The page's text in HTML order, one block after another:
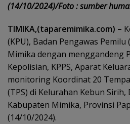
(14/10/2024)/Foto : sumber
TIMIKA,(taparemimika.com) –
(KPU), Badan Pengawas
Mimika dengan menggandeng
Kepolisian, KPPS, Aparat
monitoring Koordinat 20
(TPS) di Kelurahan Kebun
Kabupaten Mimika, Provinsi
(14/10/2024).